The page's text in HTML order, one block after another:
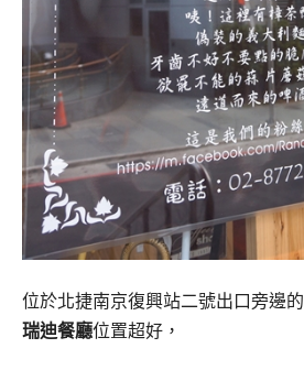
位於北捷南京復興站二號出口旁邊的
瑞迪餐廳位置超好，